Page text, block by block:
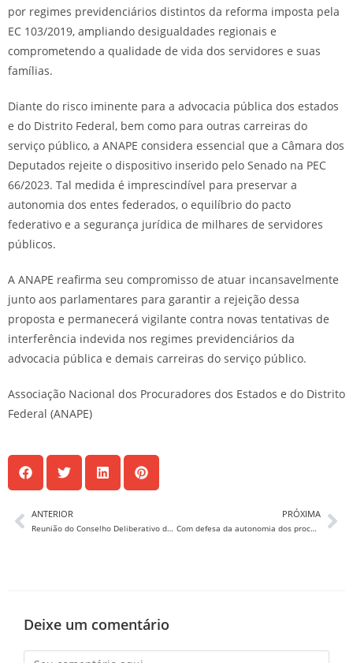
por regimes previdenciários distintos da reforma imposta pela
EC 103/2019, ampliando desigualdades regionais e
comprometendo a qualidade de vida dos servidores e suas
famílias.
Diante do risco iminente para a advocacia pública dos estados
e do Distrito Federal, bem como para outras carreiras do
serviço público, a ANAPE considera essencial que a Câmara dos
Deputados rejeite o dispositivo inserido pelo Senado na PEC
66/2023. Tal medida é imprescindível para preservar a
autonomia dos entes federados, o equilíbrio do pacto
federativo e a segurança jurídica de milhares de servidores
públicos.
A ANAPE reafirma seu compromisso de atuar incansavelmente
junto aos parlamentares para garantir a rejeição dessa
proposta e permanecerá vigilante contra novas tentativas de
interferência indevida nos regimes previdenciários da
advocacia pública e demais carreiras do serviço público.
Associação Nacional dos Procuradores dos Estados e do Distrito
Federal (ANAPE)
ANTERIOR
Reunião do Conselho Deliberativo da Anape tem homenagem à procuradora Adriana Bragança.
PRÓXIMA
Com defesa da autonomia dos procuradores dos estados, teve início, em Goiânia, o 50º CNPE
Deixe um comentário